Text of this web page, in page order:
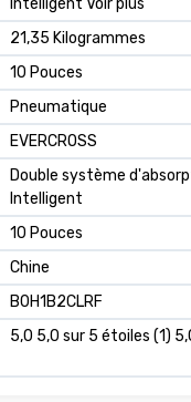
21,35 Kilogrammes
10 Pouces
Pneumatique
EVERCROSS
Double système
Intelligent
10 Pouces
Chine
B0H1B2CLRF
5,0 5,0 sur 5 étoiles (1)